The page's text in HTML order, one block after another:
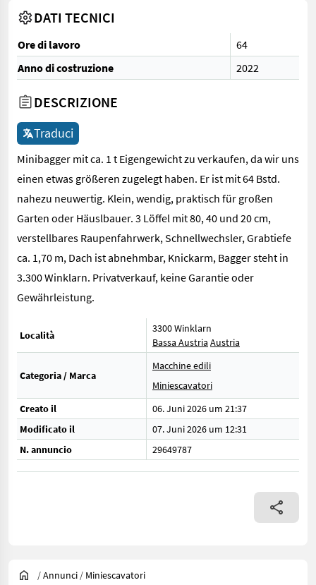
DATI TECNICI
Ore di lavoro
64
Anno di costruzione
2022
DESCRIZIONE
Traduci
Minibagger mit ca. 1 t Eigengewicht zu verkaufen, da wir uns
einen etwas größeren zugelegt haben. Er ist mit 64 Bstd.
nahezu neuwertig. Klein, wendig, praktisch für großen
Garten oder Häuslbauer. 3 Löffel mit 80, 40 und 20 cm,
verstellbares Raupenfahrwerk, Schnellwechsler, Grabtiefe
ca. 1,70 m, Dach ist abnehmbar, Knickarm, Bagger steht in
3.300 Winklarn. Privatverkauf, keine Garantie oder
Gewährleistung.
Località
3300 Winklarn
Bassa Austria Austria
Categoria / Marca
Macchine edili
Miniescavatori
Creato il
06. Juni 2026 um 21:37
Modificato il
07. Juni 2026 um 12:31
N. annuncio
29649787
/Annunci / Miniescavatori